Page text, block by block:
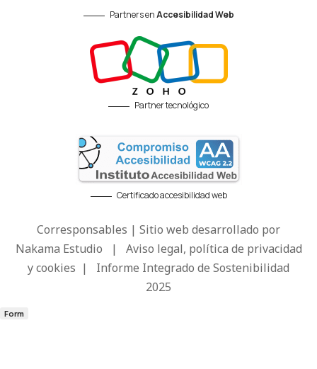
Partners enAccesibilidad Web
Partner tecnológico
Certificado accesibilidad web
Corresponsables | Sitio web desarrollado por
Nakama Estudio | Aviso legal, política de privacidad
y cookies | Informe Integrado de Sostenibilidad
2025
Form